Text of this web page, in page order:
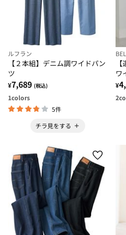
ルフラン
【２本組】デニム調ワイドパン
ツ
¥7,689 (税込)
1colors
5件
チラ見をする
ワ
¥
2